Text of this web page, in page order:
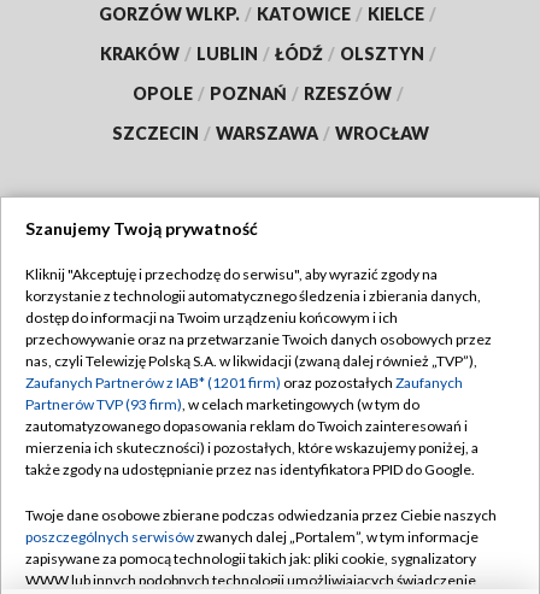
GORZÓW WLKP. / KATOWICE / KIELCE /
KRAKÓW / LUBLIN / ŁÓDŹ / OLSZTYN /
OPOLE / POZNAŃ / RZESZÓW /
SZCZECIN / WARSZAWA / WROCŁAW
TVP
Abonament TVP
Emisja w TVP
Centrum informacji TVP
Naziemna Telewizja Cyfrowa
Rada Programowa
System NOS
Regulamin TVP
Polityka prywatności
Moje zgody
Pomoc
Kontakt
Szanujemy Twoją prywatność
Kliknij "Akceptuję i przechodzę do serwisu", aby wyrazić zgody na
korzystanie z technologii automatycznego śledzenia i zbierania danych,
dostęp do informacji na Twoim urządzeniu końcowym i ich
przechowywanie oraz na przetwarzanie Twoich danych osobowych przez
nas, czyli Telewizję Polską S.A. w likwidacji (zwaną dalej również „TVP”),
Zaufanych Partnerów z IAB* (1201 firm) oraz pozostałych Zaufanych
Partnerów TVP (93 firm), w celach marketingowych (w tym do
zautomatyzowanego dopasowania reklam do Twoich zainteresowań i
mierzenia ich skuteczności) i pozostałych, które wskazujemy poniżej, a
także zgody na udostępnianie przez nas identyfikatora PPID do Google.
Twoje dane osobowe zbierane podczas odwiedzania przez Ciebie naszych
poszczególnych serwisówzwanych dalej „Portalem”, w tym informacje
zapisywane za pomocą technologii takich jak: pliki cookie, sygnalizatory
WWW lub innych podobnych technologii umożliwiających świadczenie